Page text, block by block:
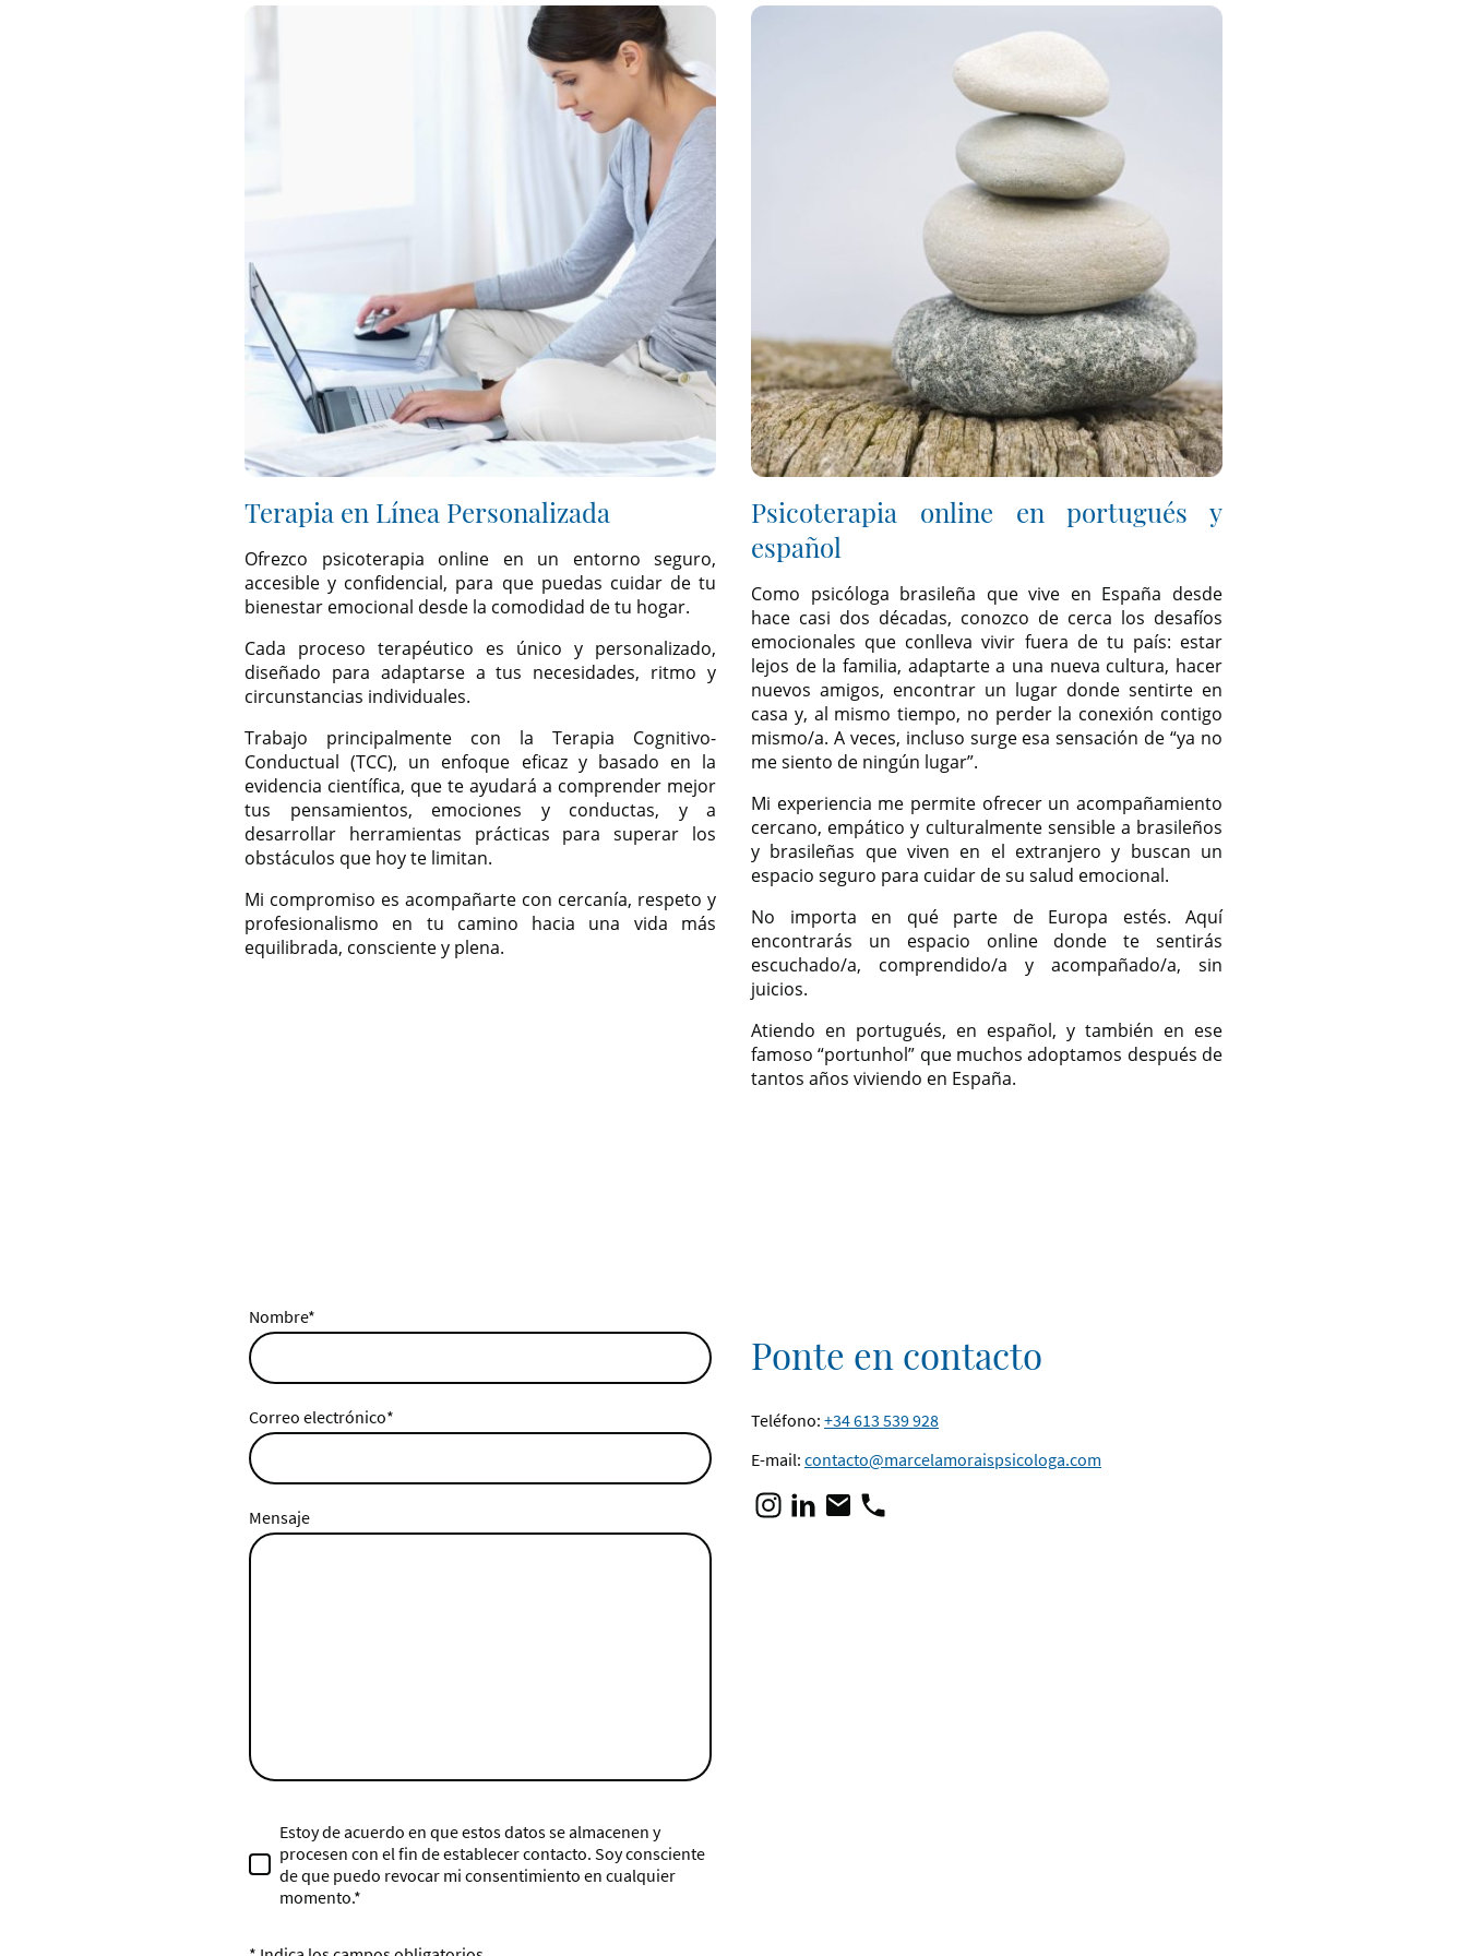
Terapia en Línea Personalizada
Ofrezco psicoterapia online en un entorno seguro,
accesible y confidencial, para que puedas cuidar de tu
bienestar emocional desde la comodidad de tu hogar.
Cada proceso terapéutico es único y personalizado,
diseñado para adaptarse a tus necesidades, ritmo y
circunstancias individuales.
Trabajo principalmente con la Terapia Cognitivo-
Conductual (TCC), un enfoque eficaz y basado en la
evidencia científica, que te ayudará a comprender mejor
tus pensamientos, emociones y conductas, y a
desarrollar herramientas prácticas para superar los
obstáculos que hoy te limitan.
Mi compromiso es acompañarte con cercanía, respeto y
profesionalismo en tu camino hacia una vida más
equilibrada, consciente y plena.
Psicoterapia online en portugués y
español
Como psicóloga brasileña que vive en España desde
hace casi dos décadas, conozco de cerca los desafíos
emocionales que conlleva vivir fuera de tu país: estar
lejos de la familia, adaptarte a una nueva cultura, hacer
nuevos amigos, encontrar un lugar donde sentirte en
casa y, al mismo tiempo, no perder la conexión contigo
mismo/a. A veces, incluso surge esa sensación de “ya no
me siento de ningún lugar”.
Mi experiencia me permite ofrecer un acompañamiento
cercano, empático y culturalmente sensible a brasileños
y brasileñas que viven en el extranjero y buscan un
espacio seguro para cuidar de su salud emocional.
No importa en qué parte de Europa estés. Aquí
encontrarás un espacio online donde te sentirás
escuchado/a, comprendido/a y acompañado/a, sin
juicios.
Atiendo en portugués, en español, y también en ese
famoso “portunhol” que muchos adoptamos después de
tantos años viviendo en España.
Nombre*
Correo electrónico*
Mensaje
Estoy de acuerdo en que estos datos se almacenen y
procesen con el fin de establecer contacto. Soy consciente
de que puedo revocar mi consentimiento en cualquier
momento.*
Ponte en contacto
Teléfono: +34 613 539 928
E-mail: contacto@marcelamoraispsicologa.com